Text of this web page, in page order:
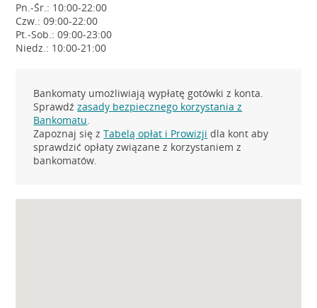
Pn.-Śr.: 10:00-22:00
Czw.: 09:00-22:00
Pt.-Sob.: 09:00-23:00
Niedz.: 10:00-21:00
Bankomaty umożliwiają wypłatę gotówki z konta.
Sprawdźzasady bezpiecznego korzystania z
Bankomatu.
Zapoznaj się zTabelą opłat i Prowizji dla kont aby
sprawdzić opłaty związane z korzystaniem z
bankomatów.